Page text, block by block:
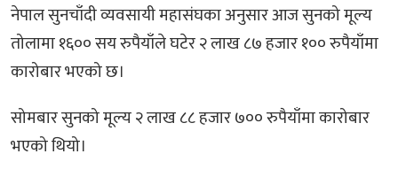
नेपाल सुनचाँदी व्यवसायी महासंघका अनुसार आज सुनको मूल्य
तोलामा १६०० सय रुपैयाँले घटेर २ लाख ८७ हजार १०० रुपैयाँमा
कारोबार भएको छ।
सोमबार सुनको मूल्य २ लाख ८८ हजार ७०० रुपैयाँमा कारोबार
भएको थियो।